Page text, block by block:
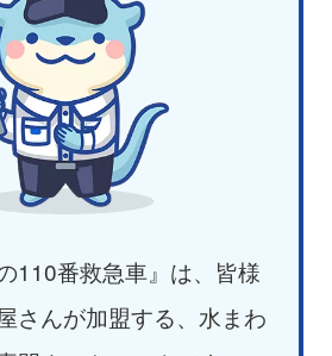
110番救急車』は、皆様
さんが加盟する、水まわ